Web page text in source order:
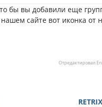
бы вы добавили еще
нашем сайте вот иконка от
Отредактировал
RETRIX